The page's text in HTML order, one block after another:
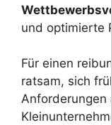
und optimierte
Für einen
ratsam, sich
Anforderungen